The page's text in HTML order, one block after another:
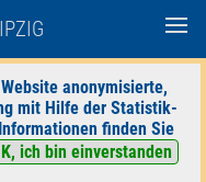
anonymisierte,
mit Hilfe der Statistik-
finden Sie
ich bin einverstanden